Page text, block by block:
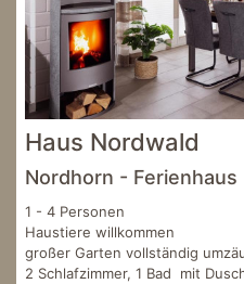
Haus Nordwald
Nordhorn - Ferienhaus
1 - 4 Personen
Haustiere willkommen
großer Garten vollständig
2 Schlafzimmer, 1 Bad mit